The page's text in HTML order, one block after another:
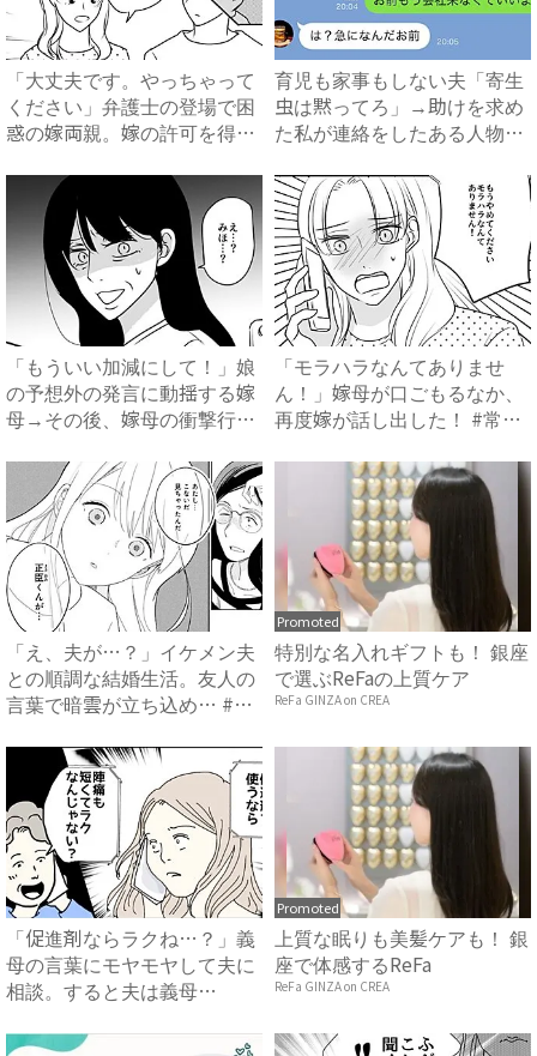
「大丈夫です。やっちゃって
ください」弁護士の登場で困
惑の嫁両親。嫁の許可を得た
育児も家事もしない夫「寄生
虫は黙ってろ」→助けを求め
た私が連絡をしたある人物と
「もういい加減にして！」娘
の予想外の発言に動揺する嫁
母→その後、嫁母の衝撃行動
「モラハラなんてありませ
ん！」嫁母が口ごもるなか、
再度嫁が話し出した！ #常識
「え、夫が…？」イケメン夫
との順調な結婚生活。友人の
言葉で暗雲が立ち込め… #
Promoted
特別な名入れギフトも！ 銀座
で選ぶReFaの上質ケア
ReFa GINZA on CREA
「促進剤ならラクね…？」義
母の言葉にモヤモヤして夫に
相談。すると夫は義母
Promoted
上質な眠りも美髪ケアも！ 銀
座で体感するReFa
ReFa GINZA on CREA